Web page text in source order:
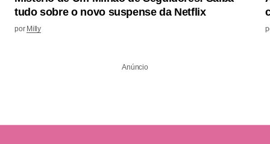
tudo sobre o novo suspense da Netflix
por Milly
Anúncio